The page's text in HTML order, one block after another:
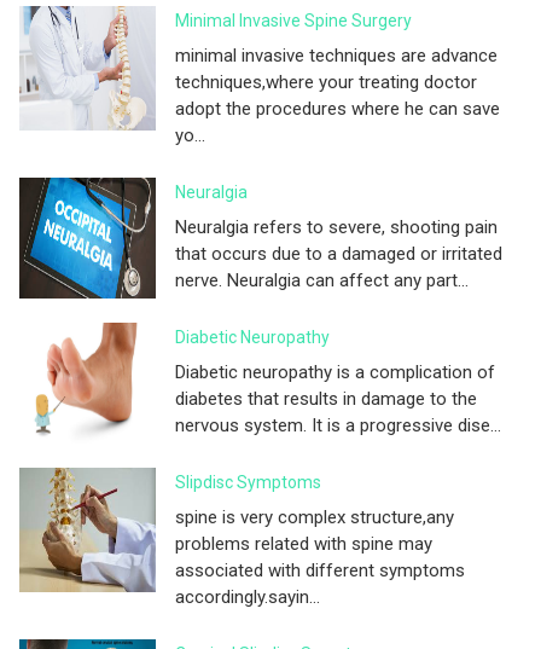
Minimal Invasive Spine Surgery
minimal invasive techniques are advance
techniques,where your treating doctor
adopt the procedures where he can save
yo...
Neuralgia
Neuralgia refers to severe, shooting pain
that occurs due to a damaged or irritated
nerve. Neuralgia can affect any part...
Diabetic Neuropathy
Diabetic neuropathy is a complication of
diabetes that results in damage to the
nervous system. It is a progressive dise...
Slipdisc Symptoms
spine is very complex structure,any
problems related with spine may
associated with different symptoms
accordingly.sayin...